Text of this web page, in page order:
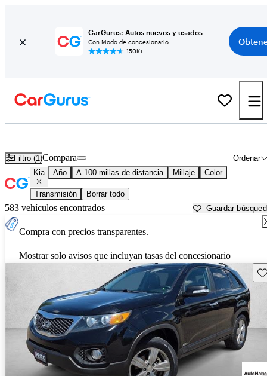
CarGurus: Autos nuevos y usados
Con Modo de concesionario
150K+
Filtro (1) Ordenar
Compara
Kia Año A 100 millas de distancia Millaje Color
Transmisión Borrar todo
583 vehículos encontrados Guardar
Compra con precios transparentes.
Mostrar solo avisos que incluyan tasas del concesionario